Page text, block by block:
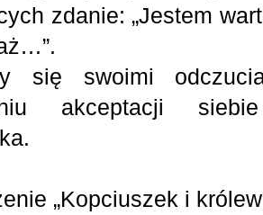
zdanie: „Jestem
się swoimi
akceptacji
„Kopciuszek i